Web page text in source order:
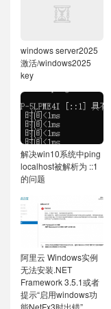
windows server2025
激活/windows2025
key
解决win10系统中ping
localhost被解析为 ::1
的问题
阿里云 Windows实例
无法安装.NET
Framework 3.5.1或者
提示“启用windows功
能NetFx3时出错”